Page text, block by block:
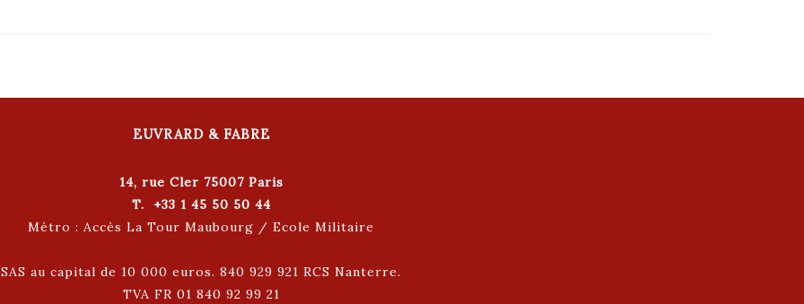
EUVRARD & FABRE
14, rue Cler 75007 Paris
T. +33 1 45 50 50 44
Métro : Accès La Tour Maubourg / Ecole Militaire
SAS au capital de 10 000 euros. 840 929 921 RCS Nanterre.
TVA FR 01 840 92 99 21